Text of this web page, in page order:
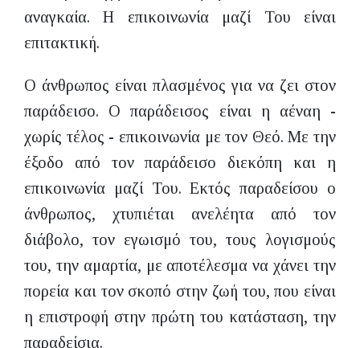
αναγκαία. Η επικοινωνία μαζί Του είναι
επιτακτική.
Ο άνθρωπος είναι πλασμένος για να ζει στον
παράδεισο. Ο παράδεισος είναι η αέναη -
χωρίς τέλος - επικοινωνία με τον Θεό. Με την
έξοδο από τον παράδεισο διεκόπη και η
επικοινωνία μαζί Του. Εκτός παραδείσου ο
άνθρωπος, χτυπιέται ανελέητα από τον
διάβολο, τον εγωισμό του, τους λογισμούς
του, την αμαρτία, με αποτέλεσμα να χάνει την
πορεία και τον σκοπό στην ζωή του, που είναι
η επιστροφή στην πρώτη του κατάσταση, την
παραδείσια.